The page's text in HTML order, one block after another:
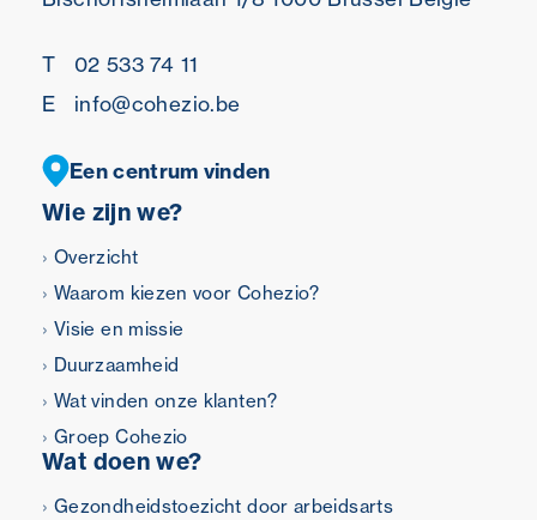
Wie zijn we?
Overzicht
Waarom kiezen voor Cohezio?
Visie en missie
Duurzaamheid
Wat vinden onze klanten?
Groep Cohezio
Wat doen we?
Gezondheidstoezicht door arbeidsarts
T
02 533 74 11
E
info@cohezio.be
Een centrum vinden